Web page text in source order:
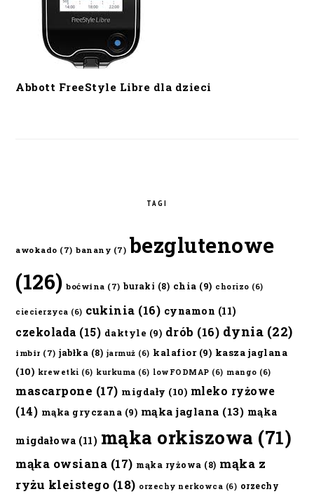
Abbott FreeStyle Libre dla dzieci
TAGI
awokado (7) banany (7) bezglutenowe
(126) boćwina (7) buraki (8) chia (9) chorizo (6)
ciecierzyca (6) cukinia (16) cynamon (11)
czekolada (15) daktyle (9) drób (16) dynia (22)
imbir (7) jabłka (8) jarmuż (6) kalafior(9) kasza jaglana
(10) krewetki (6) kurkuma (6) lowFODMAP (6) mango (6)
mascarpone (17) migdały (10) mleko ryżowe
(14) mąka gryczana (9) mąka jaglana (13) mąka
migdałowa (11) mąka orkiszowa (71)
mąka owsiana (17) mąka ryżowa (8) mąka z
ryżu kleistego (18) orzechy nerkowca (6) orzechy